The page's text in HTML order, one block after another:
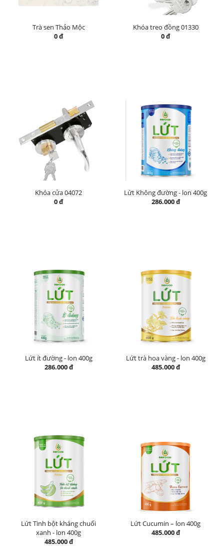
Trà sen Thảo Mộc
0 đ
Khóa treo đồng 01330
0 đ
Khóa cửa 04072
0 đ
Lứt Không đường - lon 400g
286.000 đ
Lứt ít đường - lon 400g
286.000 đ
Lứt trà hoa vàng - lon 400g
485.000 đ
Lứt Tinh bột kháng chuối
xanh - lon 400g
485.000 đ
Lứt Cucumin – lon 400g
485.000 đ